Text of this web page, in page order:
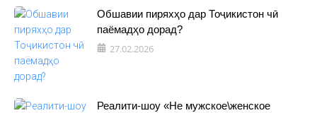
Обшавии пиряхҳо дар Тоҷикистон чӣ
паёмадҳо дорад?
27.02.2026
Реалити-шоу «Не мужское\женское